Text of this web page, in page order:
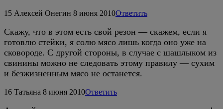
15 Алексей Онегин 8 июня 2010Ответить
Скажу, что в этом есть свой резон — скажем, если я
готовлю стейки, я солю мясо лишь когда оно уже на
сковороде. С другой стороны, в случае с шашлыком из
свинины можно не следовать этому правилу — сухим
и безжизненным мясо не останется.
16 Татьяна 8 июня 2010Ответить